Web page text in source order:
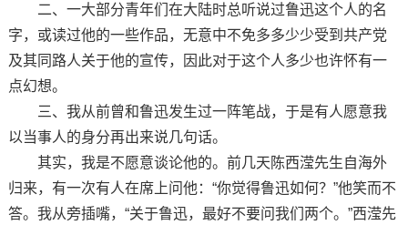
二、一大部分青年们在大陆时总听说过鲁迅这个人的名
字，或读过他的一些作品，无意中不免多多少少受到共产党
及其同路人关于他的宣传，因此对于这个人多少也许怀有一
点幻想。
三、我从前曾和鲁迅发生过一阵笔战，于是有人愿意我
以当事人的身分再出来说几句话。
其实，我是不愿意谈论他的。前几天陈西滢先生自海外
归来，有一次有人在席上问他：“你觉得鲁迅如何？”他笑而不
答。我从旁插嘴，“关于鲁迅，最好不要问我们两个。”西滢先